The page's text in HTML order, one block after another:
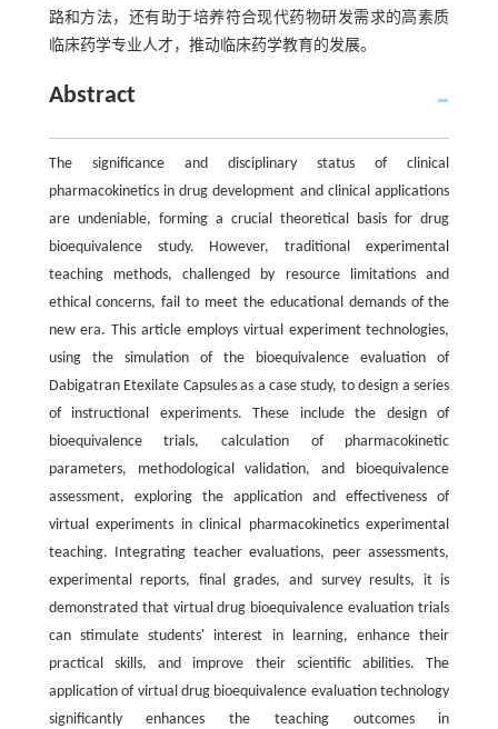
路和方法，还有助于培养符合现代药物研发需求的高素质
临床药学专业人才，推动临床药学教育的发展。
Abstract
The significance and disciplinary status of clinical
pharmacokinetics in drug development and clinical applications
are undeniable, forming a crucial theoretical basis for drug
bioequivalence study. However, traditional experimental
teaching methods, challenged by resource limitations and
ethical concerns, fail to meet the educational demands of the
new era. This article employs virtual experiment technologies,
using the simulation of the bioequivalence evaluation of
Dabigatran Etexilate Capsules as a case study, to design a series
of instructional experiments. These include the design of
bioequivalence trials, calculation of pharmacokinetic
parameters, methodological validation, and bioequivalence
assessment, exploring the application and effectiveness of
virtual experiments in clinical pharmacokinetics experimental
teaching. Integrating teacher evaluations, peer assessments,
experimental reports, final grades, and survey results, it is
demonstrated that virtual drug bioequivalence evaluation trials
can stimulate students' interest in learning, enhance their
practical skills, and improve their scientific abilities. The
application of virtual drug bioequivalence evaluation technology
significantly enhances the teaching outcomes in